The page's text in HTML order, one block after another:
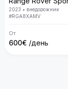
2023 • внедорожник
#RGA8XAMV
От
600€ /день